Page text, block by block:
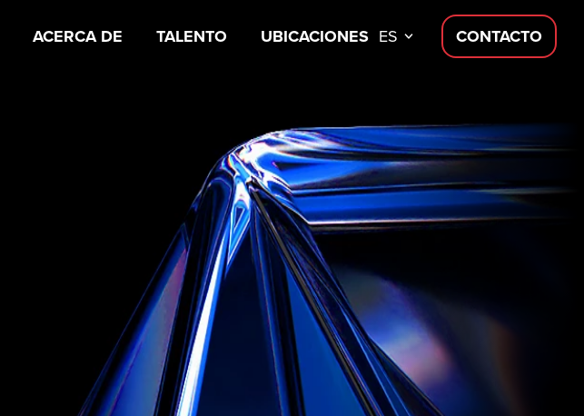
ACERCA DE TALENTO UBICACIONES ES CONTACTO